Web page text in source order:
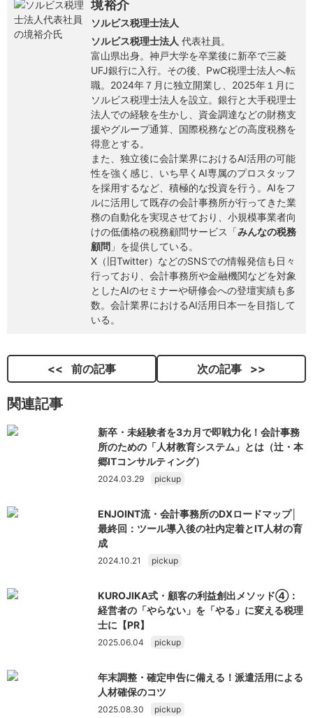
境裕介
ソルビス税理士法人
ソルビス税理士法人 代表社員。
富山県出身。神戸大学を卒業後に新卒で三菱
UFJ銀行に入行。その後、PwC税理士法人へ転
職。2024年７月に独立開業し、2025年１月に
ソルビス税理士法人を設立。銀行と大手税理士
法人での経験を生かし、資金調達などの財務支
援やグループ通算、国際税務などの高度税務を
得意とする。
また、独立後に会計業界におけるAI活用の可能
性を強く感じ、いち早くAI専属のプロスタッフ
を採用するなど、積極的な投資を行う。AIをフ
ルに活用して既存の会計事務所が行ってきた業
務の自動化を実現させており、小規模事業者向
けの低価格の税務顧問サービス「みんなの税務
顧問 」を提供している。
X（旧Twitter）などのSNSでの情報発信も日々
行っており、会計事務所や金融機関などを対象
としたAIのセミナーや研修会への登壇実績も多
数。会計業界におけるAI活用日本一を目指して
いる。
前の記事 次の記事
関連記事
新卒・未経験者を3カ月で即戦力化！会計事務
所のための「人材教育システム」とは（辻・本
郷ITコンサルティング）
2024.03.29 pickup
ENJOINT流・会計事務所のDXロードマップ│
最終回：ツール導入後の社内定着とIT人材の育
成
2024.10.21 pickup
KUROJIKA式・顧客の利益創出メソッド④：
経営者の「やらない」を「やる」に変える税理
士に【PR】
2025.06.04 pickup
年末調整・確定申告に備える！派遣活用による
人材確保のコツ
2025.08.30 pickup